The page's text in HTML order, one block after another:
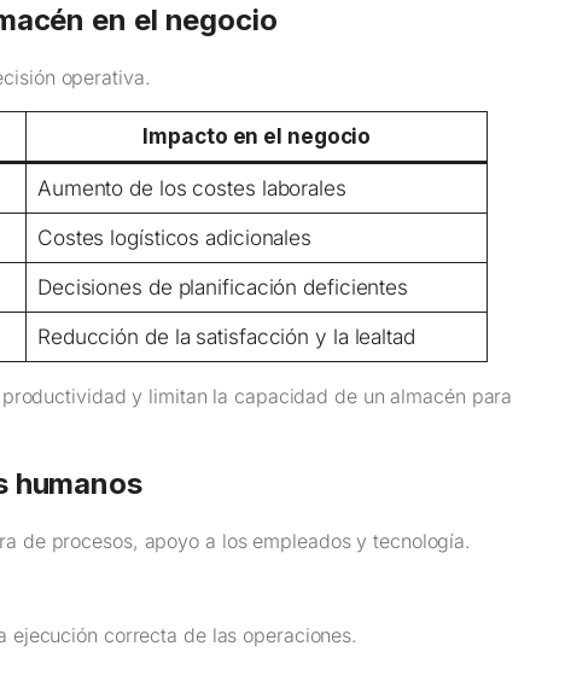
en el negocio
operativa.
Impacto en el negocio
Aumento de los costes laborales
Costes logísticos adicionales
Decisiones de planificación deficientes
Reducción de la satisfacción y la lealtad
y limitan la capacidad de un almacén para
humanos
de procesos, apoyo a los empleados y tecnología.
correcta de las operaciones.